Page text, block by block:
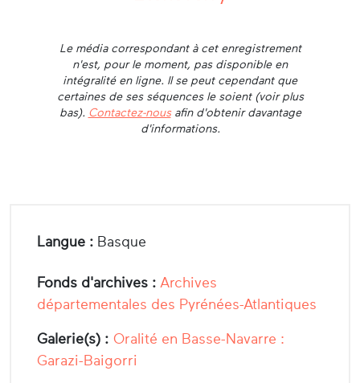
Le média correspondant à cet enregistrement
n'est, pour le moment, pas disponible en
intégralité en ligne. Il se peut cependant que
certaines de ses séquences le soient (voir plus
bas). Contactez-nousafin d'obtenir davantage
d'informations.
Langue : Basque
Fonds d'archives : Archives
départementales des Pyrénées-Atlantiques
Galerie(s) : Oralité en Basse-Navarre :
Garazi-Baigorri